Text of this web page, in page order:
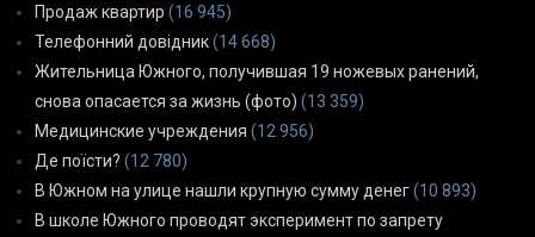
Продаж квартир (16 945)
Телефонний довідник(14 668)
Жительница Южного, получившая 19 ножевых ранений,
снова опасается за жизнь (фото) (13 359)
Медицинские учреждения (12 956)
Де поїсти? (12 780)
В Южном на улице нашли крупную сумму денег(10 893)
В школе Южного проводят эксперимент по запрету